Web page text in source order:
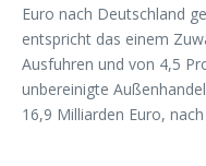
Euro nach Deutschland
entspricht das einem
Ausfuhren und von 4,5
unbereinigte
16,9 Milliarden Euro,